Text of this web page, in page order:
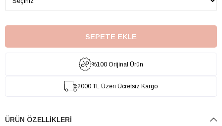
%100 Orijinal Ürün
2000 TL Üzeri Ücretsiz Kargo
ÜRÜN ÖZELLIKLERI